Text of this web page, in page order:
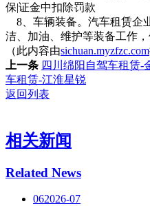
保|证金中扣除罚款
8、车辆装备。汽车租赁企
洁、加油、维护等装备工作
（此内容由sichuan.myzfzc.com
上一条 四川绵阳自驾车租赁-
车租赁-江淮星锐
返回列表
相关新闻
Related News
062026-07